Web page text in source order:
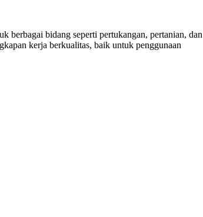
berbagai bidang seperti pertukangan, pertanian, dan
kerja berkualitas, baik untuk penggunaan